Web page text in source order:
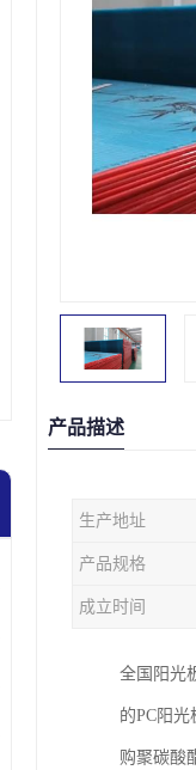
产品描述
生产地址
产品规格
成立时间
全国阳光
的PC阳
购聚碳酸